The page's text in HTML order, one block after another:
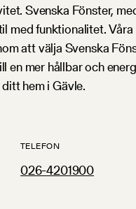
Svenska Fönster,
funktionalitet.
att välja Svenska
mer hållbar och
hem i Gävle.
TELEFON
026-4201900